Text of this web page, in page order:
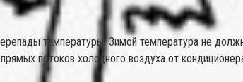
температуры. Зимой температура не
потоков холодного воздуха от